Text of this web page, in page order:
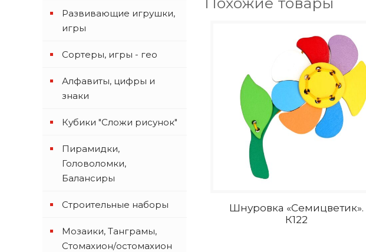
Шнуровка «Семицветик».
К122
Развивающие игрушки,
игры
Сортеры, игры - гео
Алфавиты, цифры и
знаки
Кубики "Сложи рисунок"
Пирамидки,
Головоломки,
Балансиры
Строительные наборы
Мозаики, Танграмы,
Стомахион/остомахион